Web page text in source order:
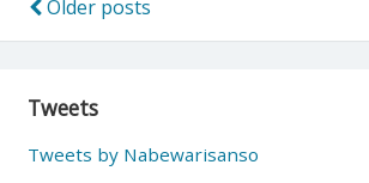
投
稿
ナ
ビ
ゲ
Older posts
Tweets
Tweets by Nabewarisanso